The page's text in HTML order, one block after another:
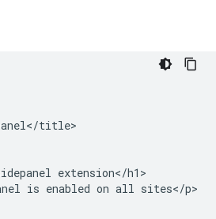
title>
extension</h1>
is enabled on all sites</p>